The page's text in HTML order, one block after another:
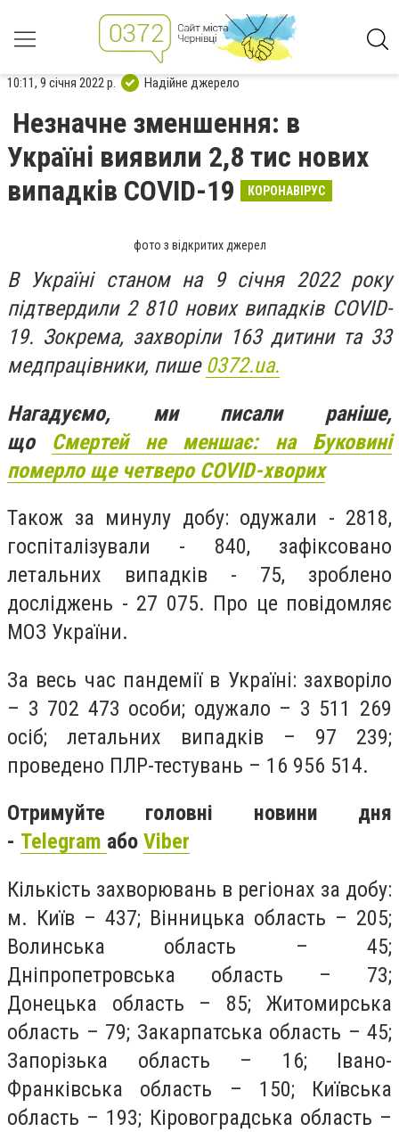
10:11, 9 січня 2022 р. Надійне джерело
Незначне зменшення: в
Україні виявили 2,8 тис нових
випадків COVID-19
КОРОНАВІРУС
фото з відкритих джерел
В Україні станом на 9 січня 2022 року
підтвердили 2 810 нових випадків COVID-
19. Зокрема, захворіли 163 дитини та 33
медпрацівники, пише 0372.ua.
Нагадуємо, ми писали раніше,
що Смертей не меншає: на Буковині
померло ще четверо COVID-хворих
Також за минулу добу: одужали - 2818,
госпіталізували - 840, зафіксовано
летальних випадків - 75, зроблено
досліджень - 27 075. Про це повідомляє
МОЗ України.
За весь час пандемії в Україні: захворіло
– 3 702 473 особи; одужало – 3 511 269
осіб; летальних випадків – 97 239;
проведено ПЛР-тестувань – 16 956 514.
Отримуйте головні новини дня
- Telegram або Viber
Кількість захворювань в регіонах за добу:
м. Київ – 437; Вінницька область – 205;
Волинська область – 45;
Дніпропетровська область – 73;
Донецька область – 85; Житомирська
область – 79; Закарпатська область – 45;
Запорізька область – 16; Івано-
Франківська область – 150; Київська
область – 193; Кіровоградська область –